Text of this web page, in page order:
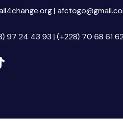
|
97 24 43 93 | (+228) 70 68 61 62